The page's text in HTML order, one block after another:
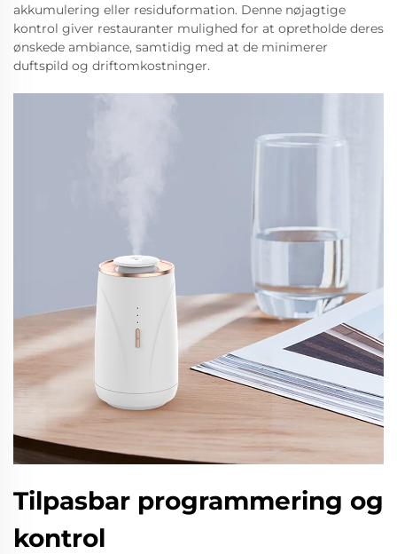
akkumulering eller residuformation. Denne nøjagtige
kontrol giver restauranter mulighed for at opretholde deres
ønskede ambiance, samtidig med at de minimerer
duftspild og driftomkostninger.
Tilpasbar programmering og
kontrol